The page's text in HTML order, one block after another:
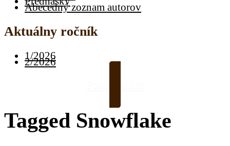
Abecedný zoznam autorov
Aktuálny ročník
1/2026
2/2026
Tagged Snowflake